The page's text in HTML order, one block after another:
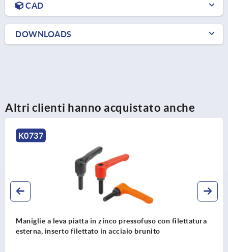
CAD
DOWNLOADS
Altri clienti hanno acquistato anche
K0737
Maniglie a leva piatta in zinco pressofuso con filettatura
esterna, inserto filettato in acciaio brunito